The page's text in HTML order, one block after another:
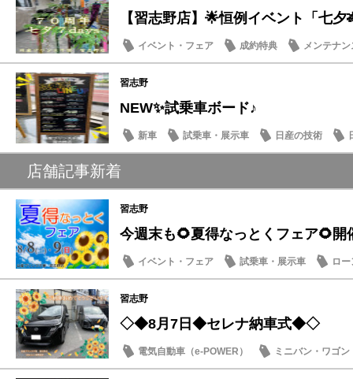
【習志野店】🌟恒例イベント「七
イベント・フェア 成約特典
メンテナ
話題の情報
習志野
NEW✨試乗車ボード♪
新車 試乗車・展示車 日産の技術
店舗記事新着
習志野
今週末も🌻夏得なっとくフェア🌻開
イベント・フェア 試乗車・展示車
ロー
営業日・店休日
習志野
◇◆8月7日◆セレナ納車式◆◇
電気自動車（e-POWER）
ミニバン・ワゴン
納車式